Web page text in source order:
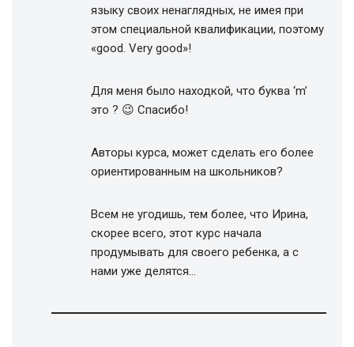
языку своих ненаглядных, не имея при
этом специальной квалификации, поэтому
«good. Very good»!
Для меня было находкой, что буква ‘m’
это ? 😉 Спасибо!
Авторы курса, может сделать его более
ориентированным на школьников?
Всем не угодишь, тем более, что Ирина,
скорее всего, этот курс начала
продумывать для своего ребенка, а с
нами уже делятся…